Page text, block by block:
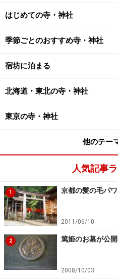
室町時代の守護大名、大内
のひとつとされる国宝五重
奈良・法隆寺の五重塔と京
毎日ライトアップされ、昼
ます。
1/3
はじめての寺・神社
季節ごとのおすすめ寺・神社
宿坊に泊まる
北海道・東北の寺・神社
東京の寺・神社
他のテー
人気記事
1 京都の髪の毛パ
2011/06/10
2 篤姫のお墓が公開
2008/10/03